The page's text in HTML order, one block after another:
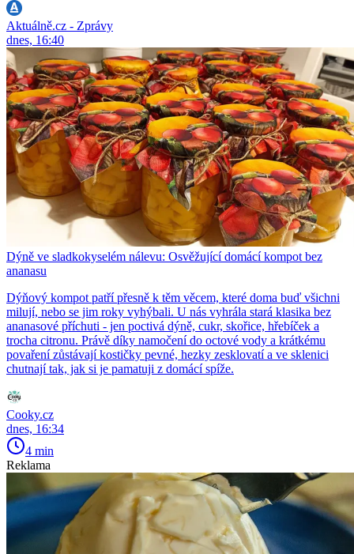
Aktuálně.cz - Zprávy
dnes, 16:40
Dýně ve sladkokyselém nálevu: Osvěžující domácí kompot bez
ananasu
Dýňový kompot patří přesně k těm věcem, které doma buď všichni
milují, nebo se jim roky vyhýbali. U nás vyhrála stará klasika bez
ananasové příchuti - jen poctivá dýně, cukr, skořice, hřebíček a
trocha citronu. Právě díky namočení do octové vody a krátkému
povaření zůstávají kostičky pevné, hezky zesklovatí a ve sklenici
chutnají tak, jak si je pamatuji z domácí spíže.
Cooky.cz
dnes, 16:34
4 min
Reklama